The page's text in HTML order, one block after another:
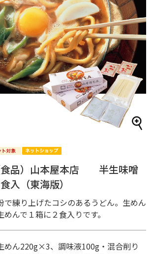
食品）山本屋本店 半生味噌
入（東海版）
で練り上げたコシのあるうどん。生めん
んで１箱に２食入りです。
ん220g×3、調味液100g・混合削り